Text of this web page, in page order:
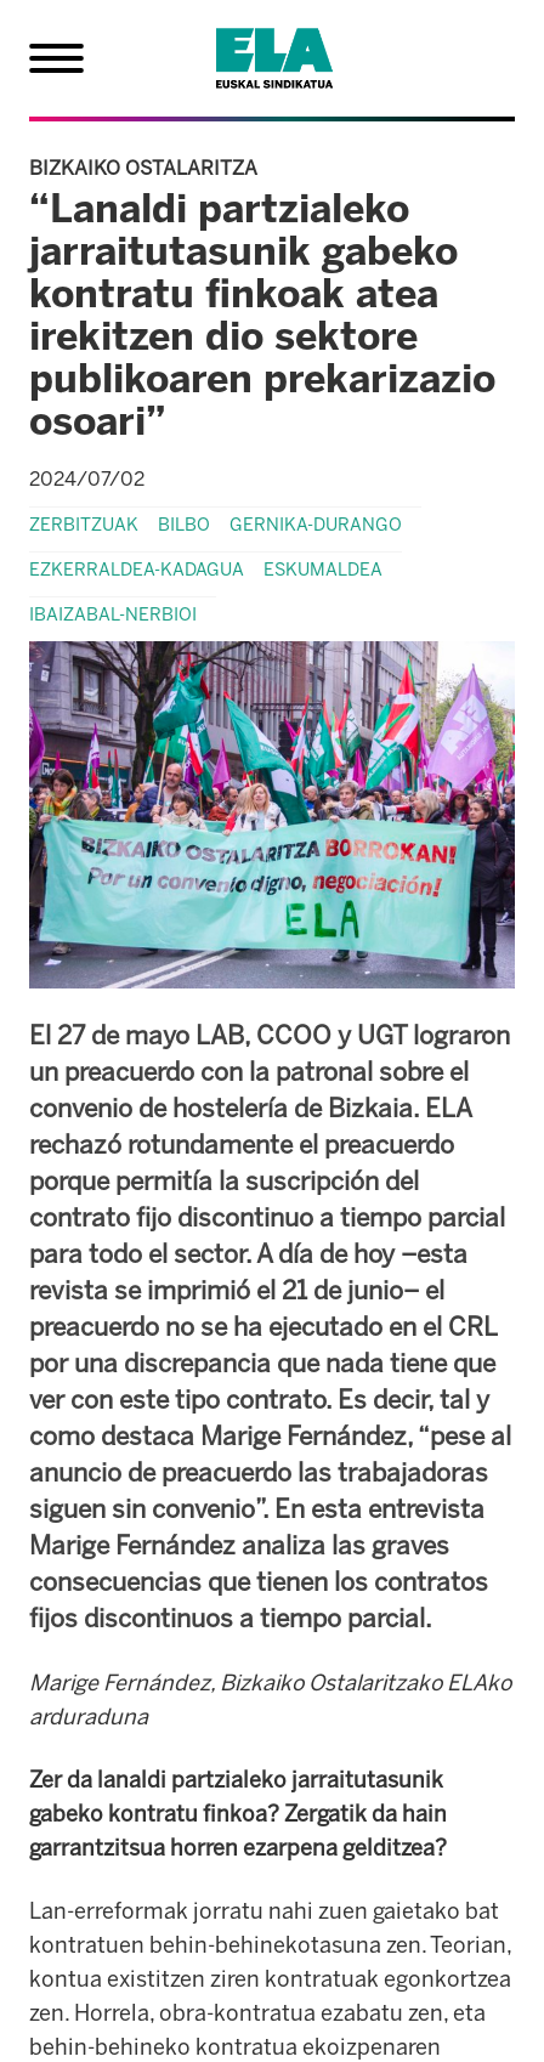
BIZKAIKO OSTALARITZA
“Lanaldi partzialeko
jarraitutasunik gabeko
kontratu finkoak atea
irekitzen dio sektore
publikoaren prekarizazio
osoari”
2024/07/02
ZERBITZUAK BILBO GERNIKA-DURANGO
EZKERRALDEA-KADAGUA ESKUMALDEA
IBAIZABAL-NERBIOI
El 27 de mayo LAB, CCOO y UGT lograron
un preacuerdo con la patronal sobre el
convenio de hostelería de Bizkaia. ELA
rechazó rotundamente el preacuerdo
porque permitía la suscripción del
contrato fijo discontinuo a tiempo parcial
para todo el sector. A día de hoy –esta
revista se imprimió el 21 de junio– el
preacuerdo no se ha ejecutado en el CRL
por una discrepancia que nada tiene que
ver con este tipo contrato. Es decir, tal y
como destaca Marige Fernández, “pese al
anuncio de preacuerdo las trabajadoras
siguen sin convenio”. En esta entrevista
Marige Fernández analiza las graves
consecuencias que tienen los contratos
fijos discontinuos a tiempo parcial.
Marige Fernández, Bizkaiko Ostalaritzako ELAko
arduraduna
Zer da lanaldi partzialeko jarraitutasunik
gabeko kontratu finkoa? Zergatik da hain
garrantzitsua horren ezarpena gelditzea?
Lan-erreformak jorratu nahi zuen gaietako bat
kontratuen behin-behinekotasuna zen. Teorian,
kontua existitzen ziren kontratuak egonkortzea
zen. Horrela, obra-kontratua ezabatu zen, eta
behin-behineko kontratua ekoizpenaren